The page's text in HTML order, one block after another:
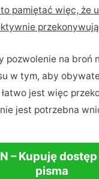
pamiętać więc, że
pozwolenie na broń
w tym, aby
jest więc
jest potrzebna
– Kupuję
pisma